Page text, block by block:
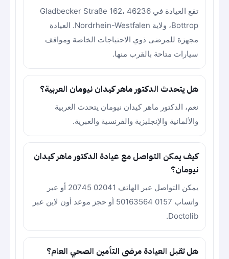
تقع العيادة في Gladbecker Straße 162، 46236
Bottrop، ولاية Nordrhein-Westfalen. العيادة
مجهزة للمرضى ذوي الاحتياجات الخاصة ومواقف
سيارات متاحة بالقرب منها.
هل يتحدث الدكتور ماهر كيدان نيومان العربية؟
نعم، الدكتور ماهر كيدان نيومان يتحدث العربية
والألمانية والإنجليزية والفرنسية والعبرية.
كيف يمكن التواصل مع عيادة الدكتور ماهر كيدان
نيومان؟
يمكن التواصل عبر الهاتف 02041 20745 أو عبر
واتساب 0157 50163564 أو حجز موعد أون لاين عبر
Doctolib.
هل تقبل العيادة مرضى التأمين الصحي العام؟